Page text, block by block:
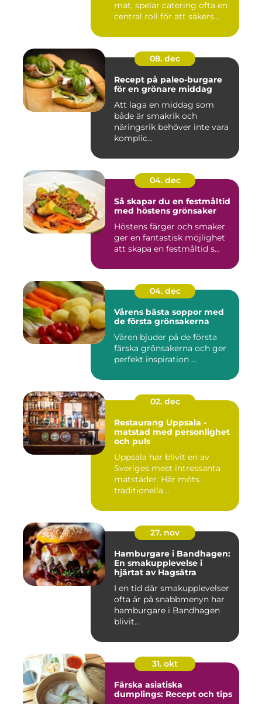
mat, spelar catering ofta en
central roll för att säkers...
08. dec
Recept på paleo-burgare
för en grönare middag
Att laga en middag som
både är smakrik och
näringsrik behöver inte vara
komplic...
04. dec
Så skapar du en festmåltid
med höstens grönsaker
Höstens färger och smaker
ger en fantastisk möjlighet
att skapa en festmåltid s...
04. dec
Vårens bästa soppor med
de första grönsakerna
Våren bjuder på de första
färska grönsakerna och ger
perfekt inspiration ...
02. dec
Restaurang Uppsala -
matstad med personlighet
och puls
Uppsala har blivit en av
Sveriges mest intressanta
matstäder. Här möts
traditionella ...
27. nov
Hamburgare i Bandhagen:
En smakupplevelse i
hjärtat av Hagsätra
I en tid där smakupplevelser
ofta är på snabbmenyn har
hamburgare i Bandhagen
blivit...
31. okt
Färska asiatiska
dumplings: Recept och tips